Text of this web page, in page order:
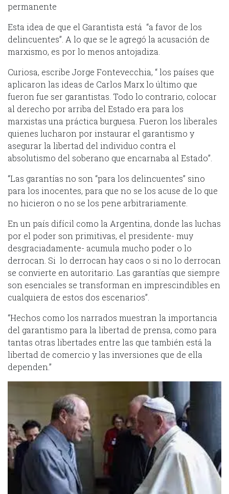
permanente
Esta idea de que el Garantista está “a favor de los
delincuentes”. A lo que se le agregó la acusación de
marxismo, es por lo menos antojadiza.
Curiosa, escribe Jorge Fontevecchia, “ los países que
aplicaron las ideas de Carlos Marx lo último que
fueron fue ser garantistas. Todo lo contrario, colocar
al derecho por arriba del Estado era para los
marxistas una práctica burguesa. Fueron los liberales
quienes lucharon por instaurar el garantismo y
asegurar la libertad del individuo contra el
absolutismo del soberano que encarnaba al Estado”.
“Las garantías no son “para los delincuentes” sino
para los inocentes, para que no se los acuse de lo que
no hicieron o no se los pene arbitrariamente.
En un país difícil como la Argentina, donde las luchas
por el poder son primitivas, el presidente- muy
desgraciadamente- acumula mucho poder o lo
derrocan. Si lo derrocan hay caos o si no lo derrocan
se convierte en autoritario. Las garantías que siempre
son esenciales se transforman en imprescindibles en
cualquiera de estos dos escenarios”.
“Hechos como los narrados muestran la importancia
del garantismo para la libertad de prensa, como para
tantas otras libertades entre las que también está la
libertad de comercio y las inversiones que de ella
dependen.”